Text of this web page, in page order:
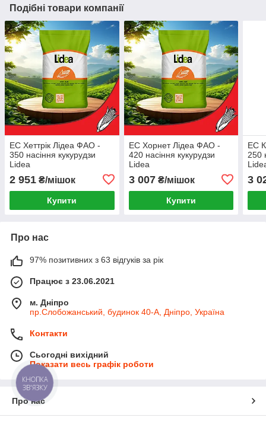
Подібні товари компанії
ЕС Хеттрік Лідеа ФАО -
350 насіння кукурудзи
Lidea
2 951 ₴/мішок
Купити
ЕС Хорнет Лідеа ФАО -
420 насіння кукурудзи
Lidea
3 007₴/мішок
Купити
ЕС
250
3
Про нас
97% позитивних з 63 відгуків за рік
Працює з 23.06.2021
м. Дніпро
пр.Слобожанський, будинок 40-А, Дніпро, Україна
Контакти
Сьогодні вихідний
Показати весь графік роботи
Про нас
КНОПКА
ЗВ'ЯЗКУ